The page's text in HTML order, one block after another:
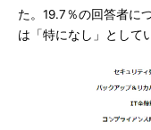
た。19.7％の回答者に
は「特になし」として